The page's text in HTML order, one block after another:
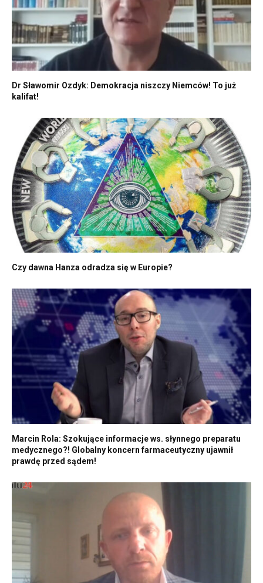
Dr Sławomir Ozdyk: Demokracja niszczy Niemców! To już
kalifat!
Czy dawna Hanza odradza się w Europie?
Marcin Rola: Szokujące informacje ws. słynnego preparatu
medycznego?! Globalny koncern farmaceutyczny ujawnił
prawdę przed sądem!